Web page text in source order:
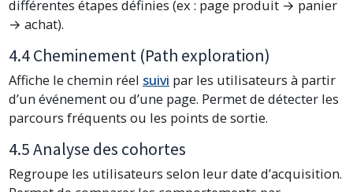
différentes étapes définies (ex : page produit → panier
→ achat).
4.4 Cheminement (Path exploration)
Affiche le chemin réel suivi par les utilisateurs à partir
d’un événement ou d’une page. Permet de détecter les
parcours fréquents ou les points de sortie.
4.5 Analyse des cohortes
Regroupe les utilisateurs selon leur date d’acquisition.